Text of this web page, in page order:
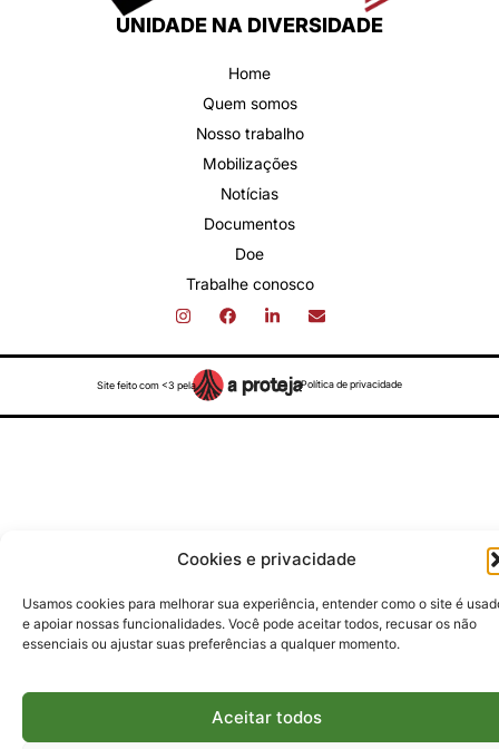
Cookies e privacidade
Usamos cookies para melhorar sua experiência, entender como o site é
e apoiar nossas funcionalidades. Você pode aceitar todos, recusar os não
essenciais ou ajustar suas preferências a qualquer momento.
Aceitar todos
UNIDADE NA DIVERSIDADE
Home
Quem somos
Nosso trabalho
Mobilizações
Notícias
Documentos
Doe
Trabalhe conosco
Site feito com <3 pela Política de privacidade